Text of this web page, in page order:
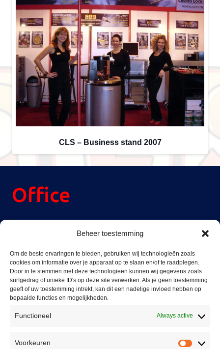
Beheer toestemming
Om de beste ervaringen te bieden, gebruiken wij technologieën zoals
cookies om informatie over je apparaat op te slaan en/of te raadplegen.
Door in te stemmen met deze technologieën kunnen wij gegevens zoals
surfgedrag of unieke ID's op deze site verwerken. Als je geen toestemming
geeft of uw toestemming intrekt, kan dit een nadelige invloed hebben op
bepaalde functies en mogelijkheden.
Functioneel Always active
Voorkeuren
CLS – Business stand 2007
Office
3059 SM Rotterdam,
+31(0)10 228 16 51
info@casinolock.com
Showroom/Workshop